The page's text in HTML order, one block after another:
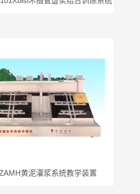
黄泥灌浆系统教学装置